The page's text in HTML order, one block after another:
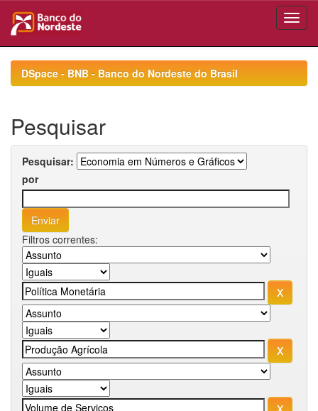
navigationDSpace - BNB - Banco do Nordeste do Brasil
Pesquisar
Pesquisar:
por
Filtros correntes: